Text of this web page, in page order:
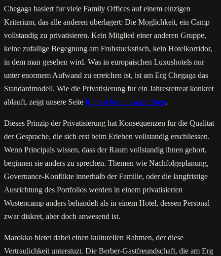
Chegaga basiert fur viele Family Offices auf einem einzigen
Kriterium, das alle anderen uberlagert: Die Moglichkeit, ein Camp
vollstandig zu privatisieren. Kein Mitglied einer anderen Gruppe,
keine zufallige Begegnung am Fruhstuckstisch, kein Hotelkorridor,
in dem man gesehen wird. Was in europaischen Luxushotels nur
unter enormem Aufwand zu erreichen ist, ist am Erg Chegaga das
Standardmodell. Wie die Privatisierung fur ein Jahresretreat konkret
ablauft, zeigt unsere Seite Retreat bei uns ausrichten.
Dieses Prinzip der Privatisierung hat Konsequenzen fur die Qualitat
der Gesprache, die sich erst beim Erleben vollstandig erschliessen.
Wenn Principals wissen, dass der Raum vollstandig ihnen gehort,
beginnen sie anders zu sprechen. Themen wie Nachfolgeplanung,
Governance-Konflikte innerhalb der Familie, oder die langfristige
Ausrichtung des Portfolios werden in einem privatisierten
Wustencamp anders behandelt als in einem Hotel, dessen Personal
zwar diskret, aber doch anwesend ist.
Marokko bietet dabei einen kulturellen Rahmen, der diese
Vertraulichkeit unterstuzt. Die Berber-Gastfreundschaft, die am Erg